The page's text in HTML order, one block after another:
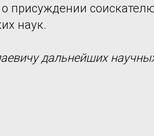
присуждении
наук.
дальнейших